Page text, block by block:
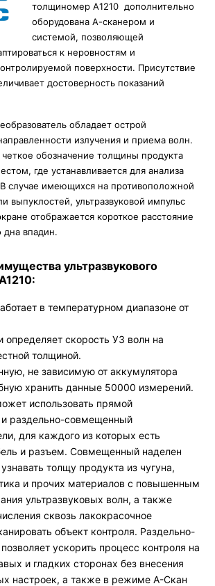
толщиномер А1210 дополнительно
оборудована А-сканером и
системой, позволяющей
к неровностям и
поверхности. Присутствие
достоверность показаний
обладает острой
излучения и приема волн.
обозначение толщины продукта
где устанавливается для анализа
В случае имеющихся на противоположной
выпуклостей, ультразвуковой импульс
отображается короткое расстояние
дна впадин.
ультразвукового
в температурном диапазоне от
определяет скорость УЗ волн на
толщиной.
не зависимую от аккумулятора
хранить данные 50000 измерений.
использовать прямой
раздельно-совмещенный
для каждого из которых есть
и разъем. Совмещенный наделен
толщу продукта из чугуна,
и прочих материалов с повышенным
ультразвуковых волн, а также
сквозь лакокрасочное
объект контроля. Раздельно-
ускорить процесс контроля на
и гладких сторонах без внесения
настроек, а также в режиме А-Скан